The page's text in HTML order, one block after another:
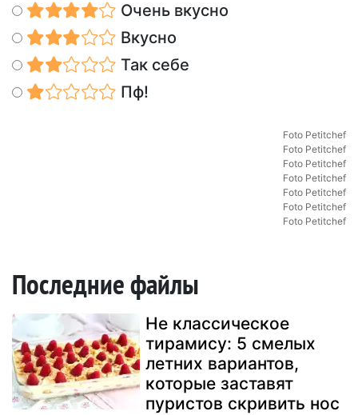
Очень вкусно
Вкусно
Так себе
Пф!
Foto Petitchef
Foto Petitchef
Foto Petitchef
Foto Petitchef
Foto Petitchef
Foto Petitchef
Foto Petitchef
Последние файлы
Не классическое
тирамису: 5 смелых
летних вариантов,
которые заставят
пуристов скривить нос